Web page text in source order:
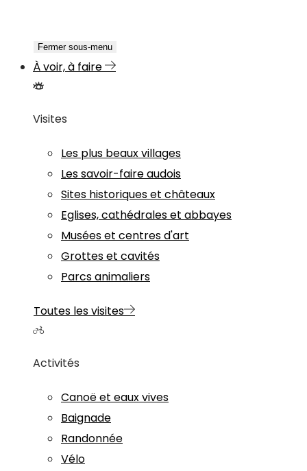
Fermer sous-menu
À voir, à faire
Visites
Les plus beaux villages
Les savoir-faire audois
Sites historiques et châteaux
Eglises, cathédrales et abbayes
Musées et centres d'art
Grottes et cavités
Parcs animaliers
Toutes les visites
Activités
Canoë et eaux vives
Baignade
Randonnée
Vélo